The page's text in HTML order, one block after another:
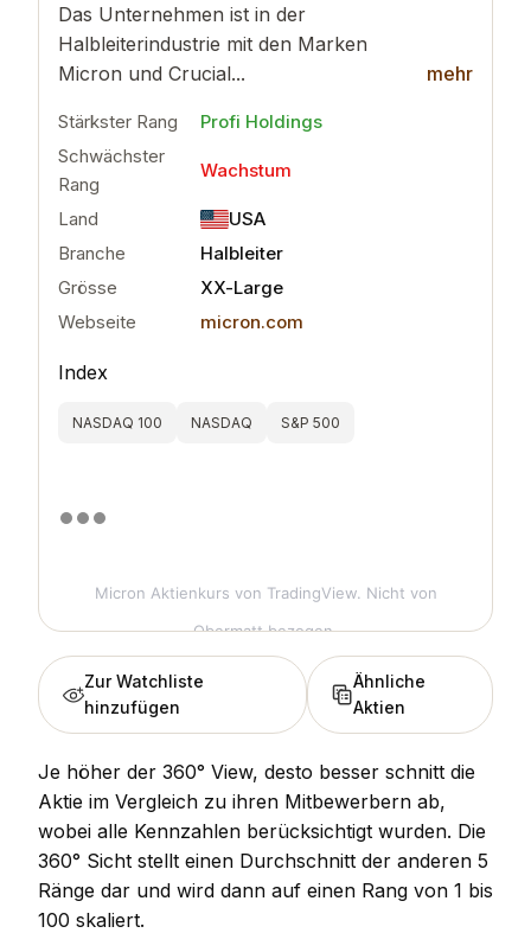
Das Unternehmen ist in der
Halbleiterindustrie mit den Marken
Micron und Crucial...
mehr
Stärkster Rang
Profi Holdings
Schwächster
Rang
Wachstum
Land
USA
Branche
Halbleiter
Grösse
XX-Large
Webseite
micron.com
Index
NASDAQ 100 NASDAQ S&P 500
Micron Aktienkurs von TradingView. Nicht von
Obermatt bezogen.
Zur Watchliste
hinzufügen
Ähnliche
Aktien
Je höher der 360° View, desto besser schnitt die
Aktie im Vergleich zu ihren Mitbewerbern ab,
wobei alle Kennzahlen berücksichtigt wurden. Die
360° Sicht stellt einen Durchschnitt der anderen 5
Ränge dar und wird dann auf einen Rang von 1 bis
100 skaliert.